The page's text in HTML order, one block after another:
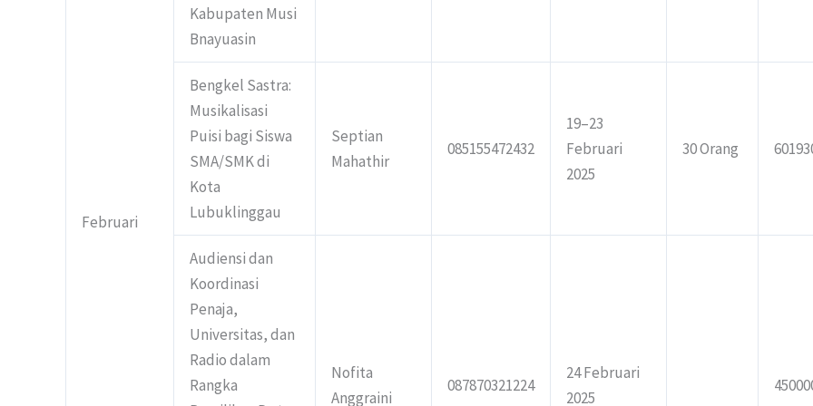
Februari
Kabupaten Musi
Bnayuasin
Bengkel Sastra:
Musikalisasi
Puisi bagi Siswa
SMA/SMK di
Kota
Lubuklinggau
Septian
Mahathir
085155472432
19–23
Februari
2025
30 Orang
Audiensi dan
Koordinasi
Penaja,
Universitas, dan
Radio dalam
Rangka
Nofita
Anggraini
087870321224
24 Februari
2025